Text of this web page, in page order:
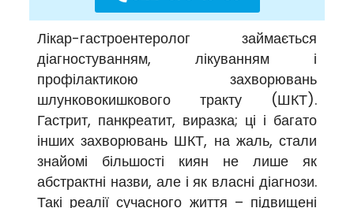
Лікар-гастроентеролог займається
діагностуванням, лікуванням і
профілактикою захворювань
шлунковокишкового тракту (ШКТ).
Гастрит, панкреатит, виразка; ці і багато
інших захворювань ШКТ, на жаль, стали
знайомі більшості киян не лише як
абстрактні назви, але і як власні діагнози.
Такі реалії сучасного життя – підвищені